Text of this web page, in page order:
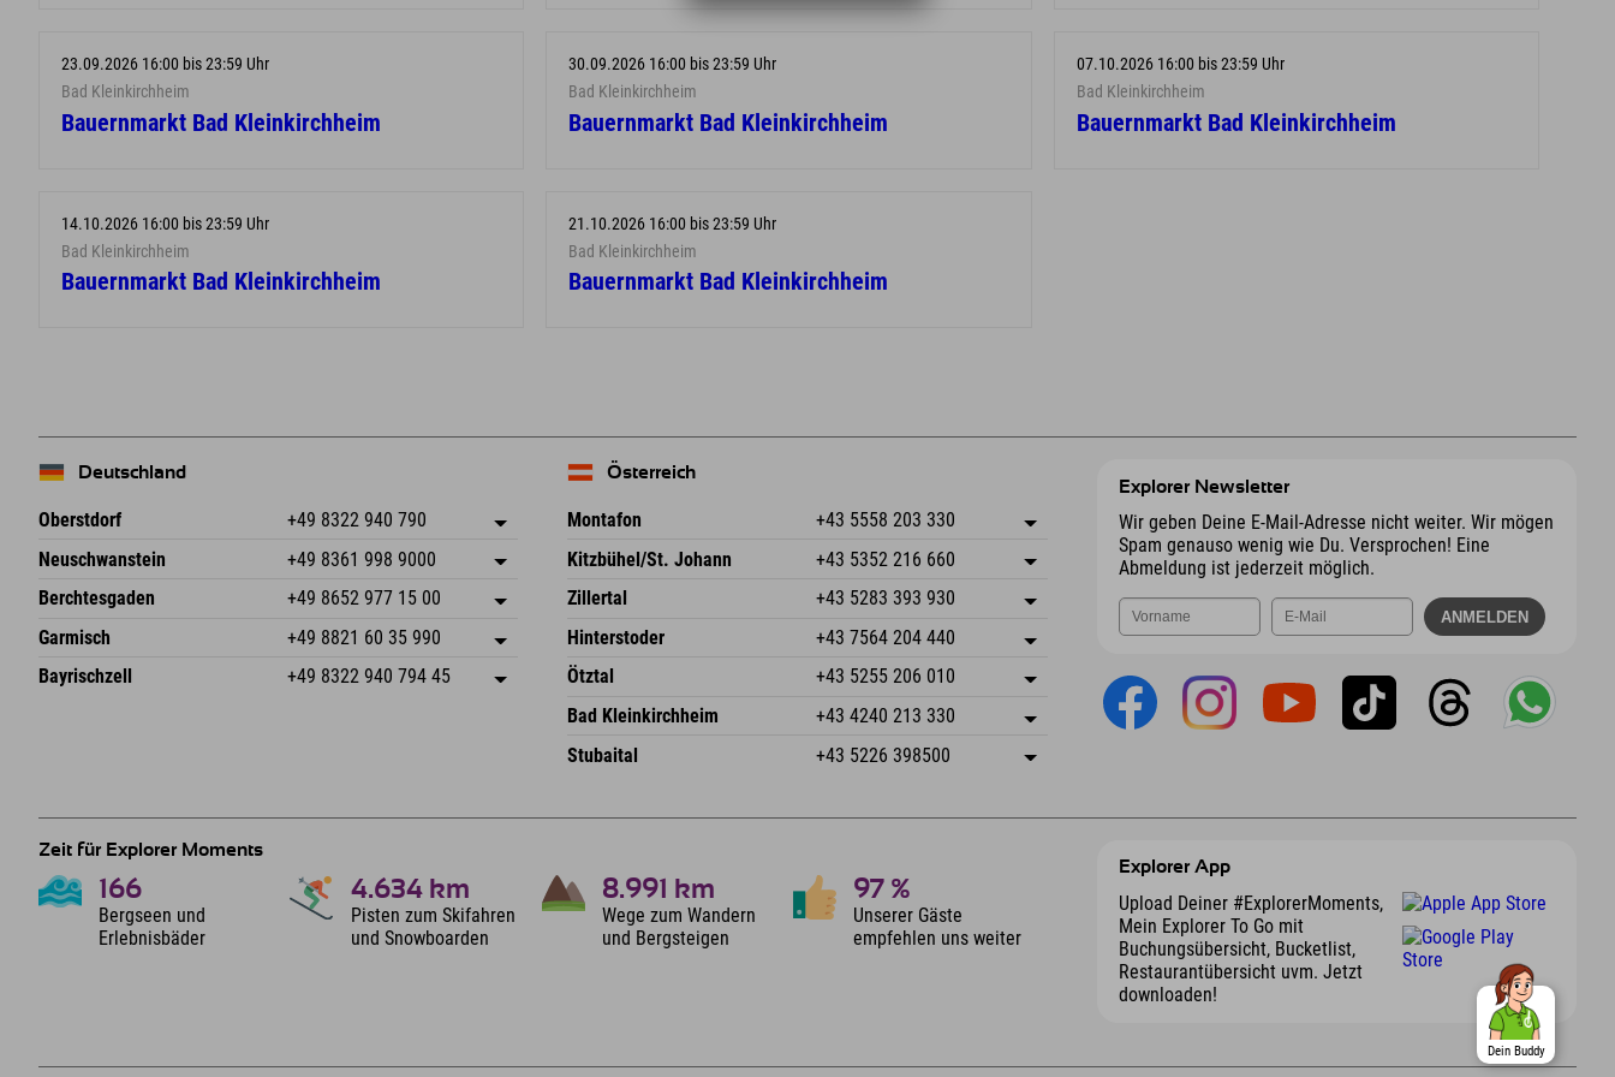
23.09.2026 16:00 bis 23:59 Uhr
Bad Kleinkirchheim
Bauernmarkt Bad Kleinkirchheim
30.09.2026 16:00 bis 23:59 Uhr
Bad Kleinkirchheim
Bauernmarkt Bad Kleinkirchheim
07.10.2026 16:00 bis 23:59 Uhr
Bad Kleinkirchheim
Bauernmarkt Bad Kleinkirchheim
14.10.2026 16:00 bis 23:59 Uhr
Bad Kleinkirchheim
Bauernmarkt Bad Kleinkirchheim
21.10.2026 16:00 bis 23:59 Uhr
Bad Kleinkirchheim
Bauernmarkt Bad Kleinkirchheim
Deutschland
Oberstdorf +49 8322 940 790
An der Breitach 3
Deutschland
Adresse speichern
Buchen
Neuschwanstein +49 8361 998 9000
An der Riese 45
87484 Nesselwang im Allgäu
Deutschland
Adresse speichern
Buchen
Berchtesgaden +49 8652 977 15 00
Hofreitstr. 7
Deutschland
Adresse speichern
Buchen
Garmisch +49 8821 60 35 990
Frickenstraße 22
82490 Farchant
Adresse speichern
Bayrischzell +49 8322 940 794 45
Österreich
Montafon +43 5558 203 330
Dorfstr. 127b
6793 Gaschurn/Montafon
Österreich
Adresse speichern
Buchen
Kitzbühel/St. Johann +43 5352 216 660
Speckbacherstraße 87
Österreich
Adresse speichern
Buchen
Zillertal +43 5283 393 930
Schmiedau 2
Österreich
Adresse speichern
Buchen
Hinterstoder +43 7564 204 440
Freizeitpark 10
Österreich
Adresse speichern
Buchen
Ötztal +43 5255 206 010
Gscheat 14
Österreich
Adresse speichern
Buchen
Bad Kleinkirchheim +43 4240 213 330
Dorfstraße 24
Adresse speichern
Mail senden
Stubaital +43 5226 398500
Explorer Newsletter
Wir geben Deine E-Mail-Adresse nicht weiter. Wir mögen
Spam genauso wenig wie Du. Versprochen! Eine
Abmeldung ist jederzeit möglich.
Explorer App
Upload Deiner #ExplorerMoments,
Mein Explorer To Go mit
Buchungsübersicht, Bucketlist,
Restaurantübersicht uvm. Jetzt
downloaden!
Zeit für Explorer Moments
166
Bergseen und
Erlebnisbäder
4.634 km
Pisten zum Skifahren
und Snowboarden
8.991 km
Wege zum Wandern
und Bergsteigen
97 %
Unserer Gäste
empfehlen uns weiter
Dein Buddy